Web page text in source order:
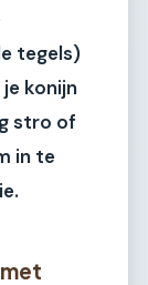
tegels)
konijn
stro of
in te